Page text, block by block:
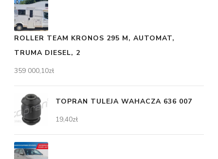
ROLLER TEAM KRONOS 295 M, AUTOMAT,
TRUMA DIESEL, 2
359 000,10zł
TOPRAN TULEJA WAHACZA 636 007
19,40zł